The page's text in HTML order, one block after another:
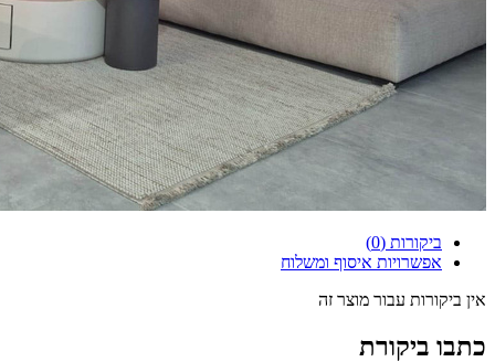
ביקורות (0)
אפשרויות איסוף ומשלוח
אין ביקורות עבור מוצר זה
כתבו ביקורת